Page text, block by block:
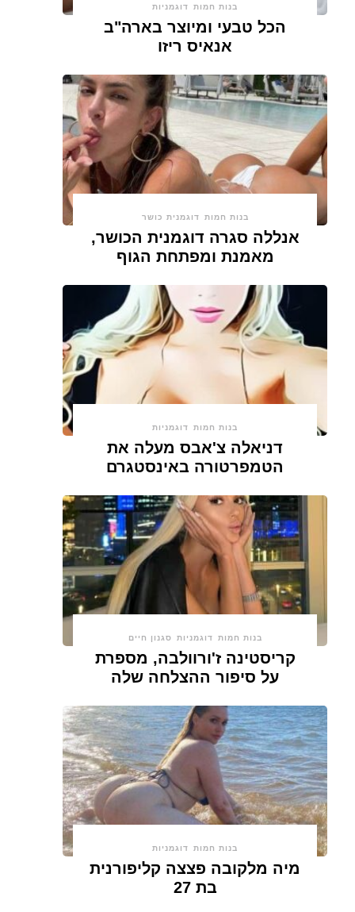
בנות חמות דוגמניות
הכל טבעי ומיוצר בארה"ב
אנאיס ריזו
בנות חמות דוגמנית כושר
אנללה סגרה דוגמנית הכושר,
מאמנת ומפתחת הגוף
בנות חמות דוגמניות
דניאלה צ'אבס מעלה את
הטמפרטורה באינסטגרם
בנות חמות דוגמניות סגנון חיים
קריסטינה ז'ורוולבה, מספרת
על סיפור ההצלחה שלה
בנות חמות דוגמניות
מיה מלקובה פצצה קליפורנית
בת 27